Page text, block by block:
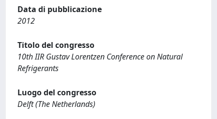
Data di pubblicazione
2012
Titolo del congresso
10th IIR Gustav Lorentzen Conference on Natural
Refrigerants
Luogo del congresso
Delft (The Netherlands)